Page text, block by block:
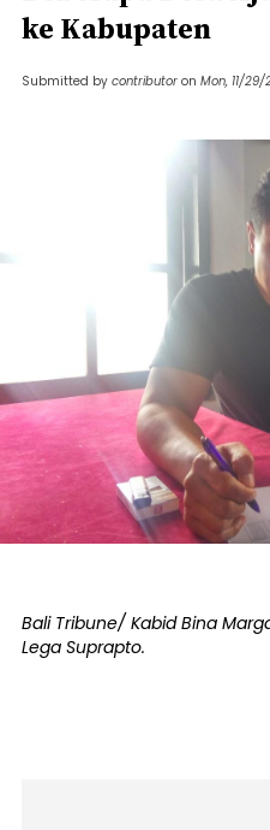
ke Kabupaten
Submitted by contributor on Mon, 11/
Bali Tribune/ Kabid Bina
Lega Suprapto.